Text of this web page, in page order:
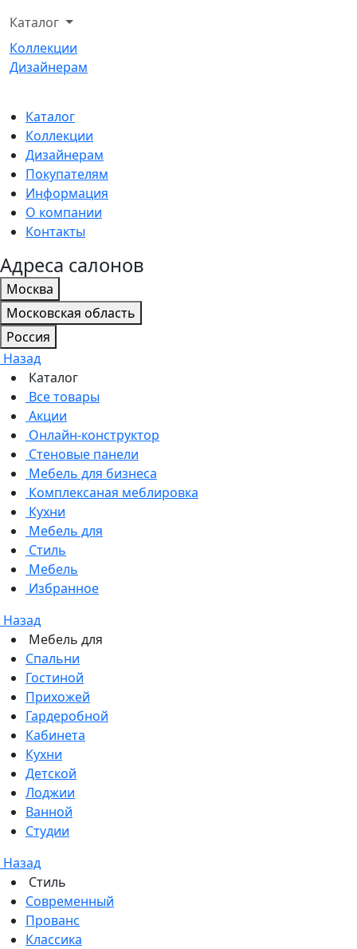
Каталог
Коллекции
Дизайнерам
Каталог
Коллекции
Дизайнерам
Покупателям
Информация
О компании
Контакты
Адреса салонов
Москва
Московская область
Россия
Назад
Каталог
Все товары
Акции
Онлайн-конструктор
Стеновые панели
Мебель для бизнеса
Комплексаная меблировка
Кухни
Мебель для
Стиль
Мебель
Избранное
Назад
Мебель для
Спальни
Гостиной
Прихожей
Гардеробной
Кабинета
Кухни
Детской
Лоджии
Ванной
Студии
Назад
Стиль
Современный
Прованс
Классика